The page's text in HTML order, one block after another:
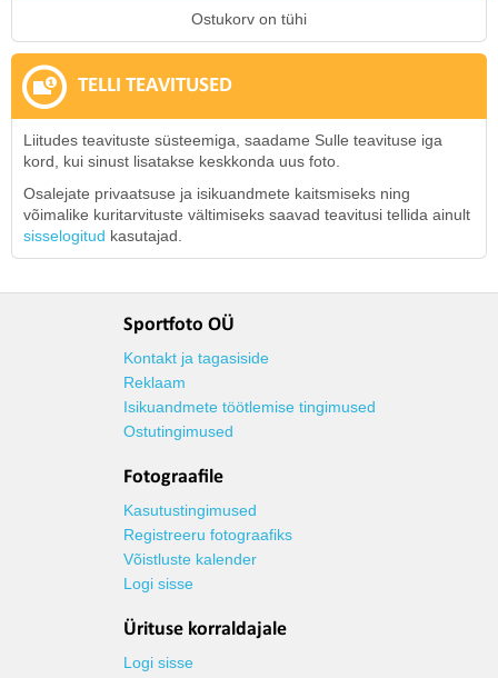
Ostukorv on tühi
TELLI TEAVITUSED
Liitudes teavituste süsteemiga, saadame Sulle teavituse iga
kord, kui sinust lisatakse keskkonda uus foto.
Osalejate privaatsuse ja isikuandmete kaitsmiseks ning
võimalike kuritarvituste vältimiseks saavad teavitusi tellida ainult
sisselogitud kasutajad.
Sportfoto OÜ
Kontakt ja tagasiside
Reklaam
Isikuandmete töötlemise tingimused
Ostutingimused
Fotograafile
Kasutustingimused
Registreeru fotograafiks
Võistluste kalender
Logi sisse
Ürituse korraldajale
Logi sisse